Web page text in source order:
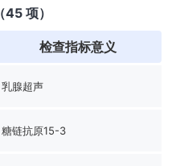
项）
检查指标意义
乳腺超声
糖链抗原15-3